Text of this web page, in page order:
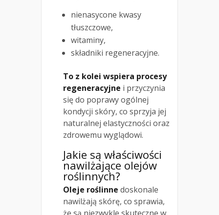
nienasycone kwasy
tłuszczowe,
witaminy,
składniki regeneracyjne.
To z kolei wspiera procesy
regeneracyjne i przyczynia
się do poprawy ogólnej
kondycji skóry, co sprzyja jej
naturalnej elastyczności oraz
zdrowemu wyglądowi.
Jakie są właściwości
nawilżające olejów
roślinnych?
Oleje roślinne doskonale
nawilżają skórę, co sprawia,